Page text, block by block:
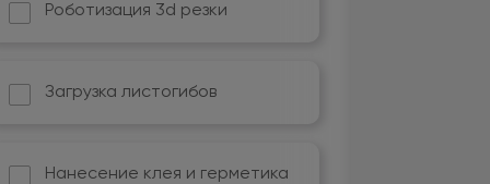
Роботизация 3d резки
Загрузка листогибов
Нанесение клея и герметика